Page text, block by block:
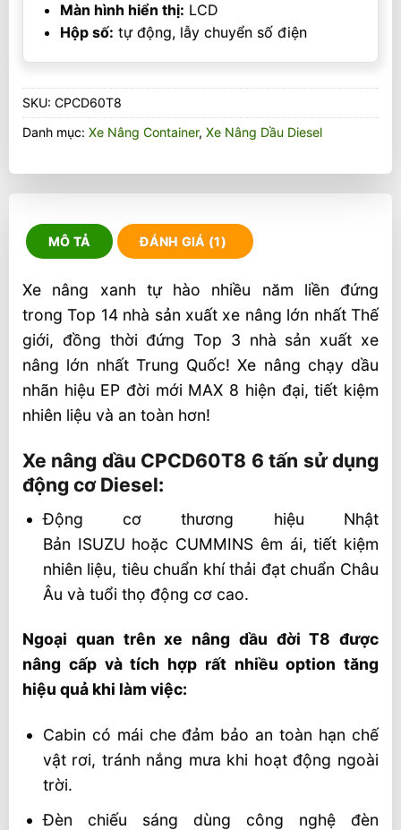
Màn hình hiển thị: LCD
Hộp số: tự động, lẫy chuyển số điện
SKU: CPCD60T8
Danh mục: Xe Nâng Container, Xe Nâng Dầu Diesel
MÔ TẢ ĐÁNH GIÁ (1)
Xe nâng xanh tự hào nhiều năm liền đứng
trong Top 14 nhà sản xuất xe nâng lớn nhất Thế
giới, đồng thời đứng Top 3 nhà sản xuất xe
nâng lớn nhất Trung Quốc! Xe nâng chạy dầu
nhãn hiệu EP đời mới MAX 8 hiện đại, tiết kiệm
nhiên liệu và an toàn hơn!
Xe nâng dầu CPCD60T8 6 tấn sử dụng
động cơ Diesel:
Động cơ thương hiệu Nhật
Bản ISUZU hoặc CUMMINS êm ái, tiết kiệm
nhiên liệu, tiêu chuẩn khí thải đạt chuẩn Châu
Âu và tuổi thọ động cơ cao.
Ngoại quan trên xe nâng dầu đời T8 được
nâng cấp và tích hợp rất nhiều option tăng
hiệu quả khi làm việc:
Cabin có mái che đảm bảo an toàn hạn chế
vật rơi, tránh nắng mưa khi hoạt động ngoài
trời.
Đèn chiếu sáng dùng công nghệ đèn